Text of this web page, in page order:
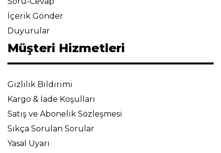
İçerik Gönder
Duyurular
Müşteri Hizmetleri
Gizlilik Bildirimi
Kargo & İade Koşulları
Satış ve Abonelik Sözleşmesi
Sıkça Sorulan Sorular
Yasal Uyarı